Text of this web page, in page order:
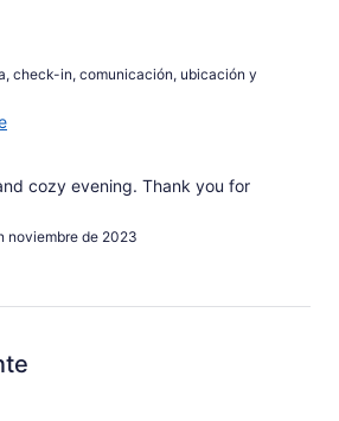
check-in, comunicación, ubicación y
cozy evening. Thank you for
noviembre de 2023